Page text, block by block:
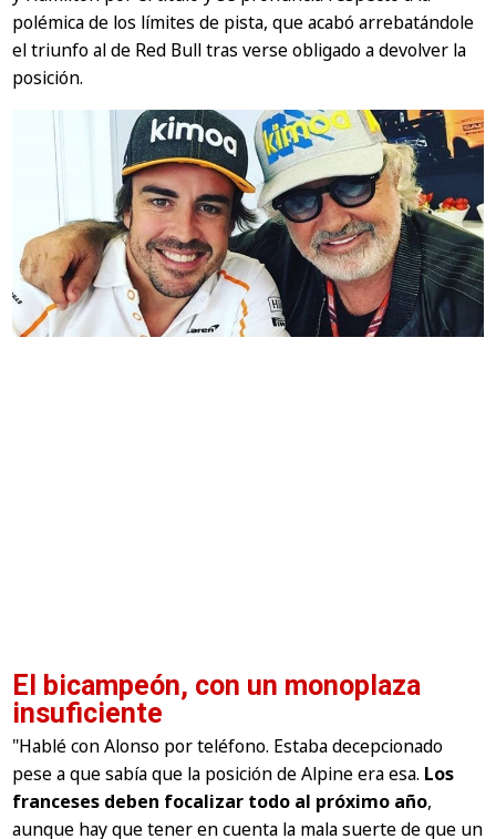
polémica de los límites de pista, que acabó arrebatándole
el triunfo al de Red Bull tras verse obligado a devolver la
posición.
El bicampeón, con un monoplaza
insuficiente
"Hablé con Alonso por teléfono. Estaba decepcionado
pese a que sabía que la posición de Alpine era esa. Los
franceses deben focalizar todo al próximo año,
aunque hay que tener en cuenta la mala suerte de que un